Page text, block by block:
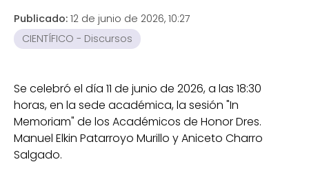
Publicado: 12 de junio de 2026, 10:27
CIENTÍFICO - Discursos
Se celebró el día 11 de junio de 2026, a las 18:30
horas, en la sede académica, la sesión "In
Memoriam" de los Académicos de Honor Dres.
Manuel Elkin Patarroyo Murillo y Aniceto Charro
Salgado.